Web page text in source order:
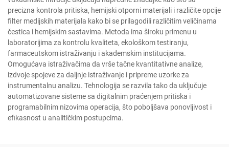
precizna kontrola pritiska, hemijski otporni materijali i različite opcije
filter medijskih materijala kako bi se prilagodili različitim veličinama
čestica i hemijskim sastavima. Metoda ima široku primenu u
laboratorijima za kontrolu kvaliteta, ekološkom testiranju,
farmaceutskom istraživanju i akademskim institucijama.
Omogućava istraživačima da vrše tačne kvantitativne analize,
izdvoje spojeve za daljnje istraživanje i pripreme uzorke za
instrumentalnu analizu. Tehnologija se razvila tako da uključuje
automatizovane sisteme sa digitalnim praćenjem pritiska i
programabilnim nizovima operacija, što poboljšava ponovljivost i
efikasnost u analitičkim postupcima.